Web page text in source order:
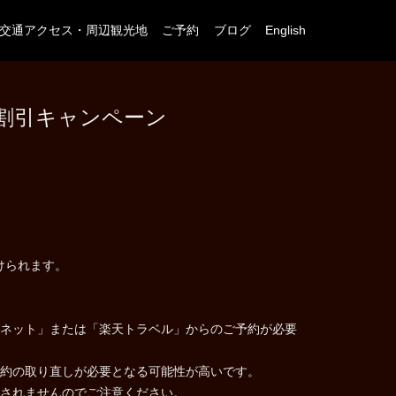
通アクセス・周辺観光地 ご予約 ブログ English
引キャンペーン
れます。
ット」または「楽天トラベル」からのご予約が必要
取り直しが必要となる可能性が高いです。
れませんのでご注意ください。